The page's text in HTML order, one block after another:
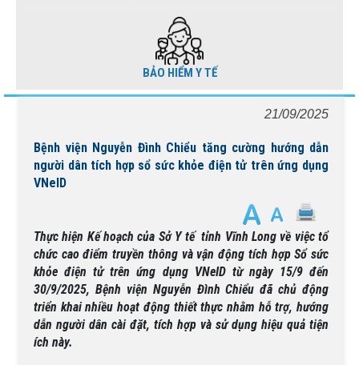
BẢO HIỂM Y TẾ
21/09/2025
Bệnh viện Nguyễn Đình Chiểu tăng cường hướng dẫn
người dân tích hợp sổ sức khỏe điện tử trên ứng dụng
VNeID
Thực hiện Kế hoạch của Sở Y tế tỉnh Vĩnh Long về việc tổ
chức cao điểm truyền thông và vận động tích hợp Sổ sức
khỏe điện tử trên ứng dụng VNeID từ ngày 15/9 đến
30/9/2025, Bệnh viện Nguyễn Đình Chiểu đã chủ động
triển khai nhiều hoạt động thiết thực nhằm hỗ trợ, hướng
dẫn người dân cài đặt, tích hợp và sử dụng hiệu quả tiện
ích này.